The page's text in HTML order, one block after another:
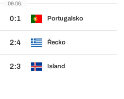
09.06.
0:1 Portugalsko
2:4 Řecko
2:3 Island